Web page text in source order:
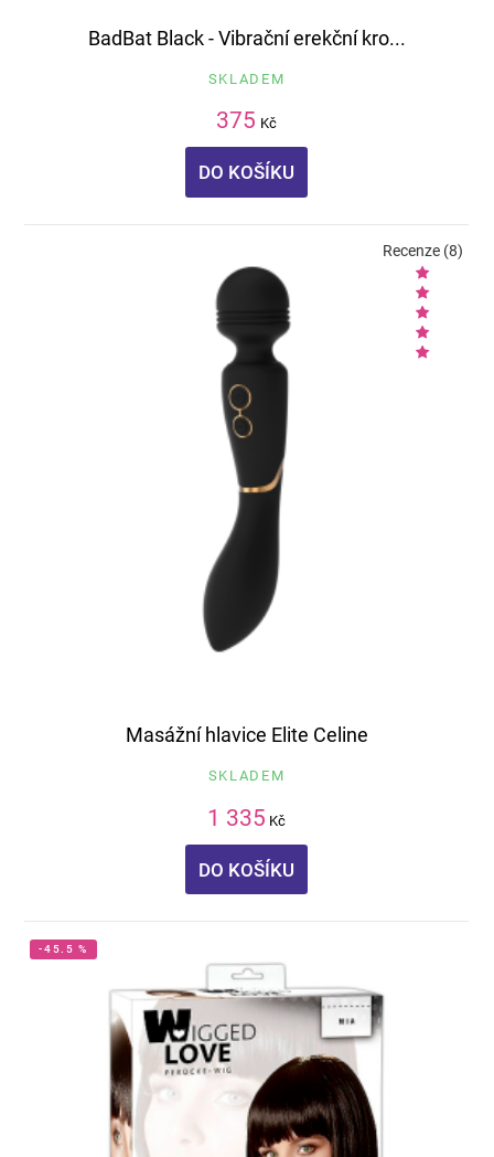
BadBat Black - Vibrační erekční kro...
SKLADEM
375 Kč
DO KOŠÍKU
Masážní hlavice Elite Celine
SKLADEM
1 335 Kč
DO KOŠÍKU
Recenze (8)
-45.5 %